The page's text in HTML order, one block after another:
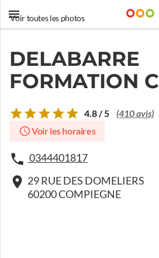
Voir toutes les photos
DELABARRE
FORMATION C
4.8 / 5 (410 avis)
Voir les horaires
0344401817
29 RUE DES DOMELIERS
60200 COMPIEGNE